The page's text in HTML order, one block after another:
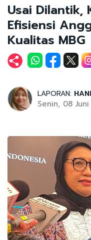
Usai Dilantik,
Efisiensi
Kualitas MBG
LAPORAN:
Senin, 08